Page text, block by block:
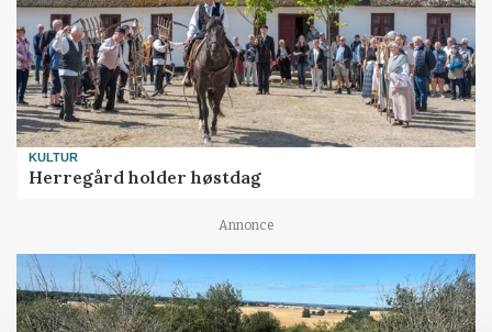
KULTUR
Herregård holder høstdag
Annonce